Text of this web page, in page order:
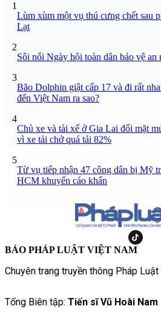
1
Lùm xùm một vụ thú cưng chết sau
Lạt
2
Sôi nổi Ngày hội toàn dân bảo vệ
3
Bão Dolphin giật cấp 17 và đi rất
đến Việt Nam ra sao?
4
Chủ xe và tài xế ở Gia Lai đối mặt
vì xe tải chở quá tải 82%
5
Từ vụ tiếp nhận 47 công dân bị Mỹ
HCM khuyến cáo khẩn
BÁO PHÁP LUẬT VIỆT NAM
Chuyên trang truyền thông Pháp
Tổng Biên tập: Tiến sĩ Vũ Hoài Nam